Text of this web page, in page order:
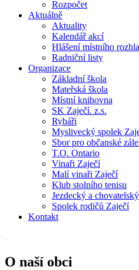
Rozpočet
Aktuálně
Aktuality
Kalendář akcí
Hlášení místního
Radniční listy
Organizace
Základní škola
Mateřská škola
Místní knihovna
SK Zaječí. z.s.
Rybáři
Myslivecký spolek
Sbor pro občanské
T.O. Ontario
Vinaři Zaječí
Malí vinaři Zaječí
Klub stolního tenisu
Jezdecký a
Spolek rodičů Zaječí
Kontakt
O naší obci